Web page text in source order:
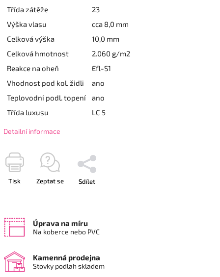
Třída zátěže
23
Výška vlasu
cca 8,0 mm
Celková výška
10,0 mm
Celková hmotnost
2.060 g/m2
Reakce na oheň
Efl-S1
Vhodnost pod kol. židli
ano
Teplovodní podl. topení
ano
Třída luxusu
LC 5
Detailní informace
Tisk Zeptat se Sdílet
Úprava na míru
Na koberce nebo PVC
Kamenná prodejna
Stovky podlah skladem